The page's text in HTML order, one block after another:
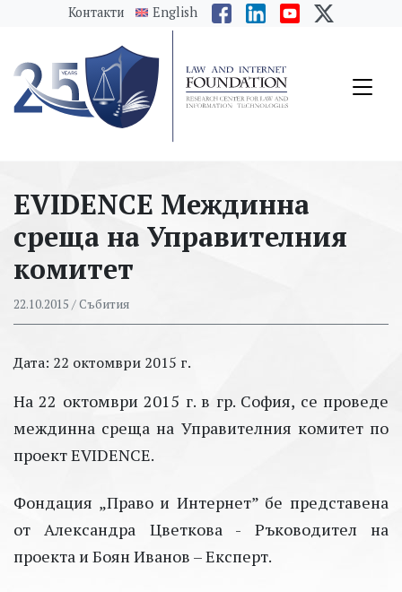
messages.Skip to main content
Контакти English
EVIDENCE Междинна
среща на Управителния
комитет
22.10.2015 / Събития
Дата: 22 октомври 2015 г.
На 22 октомври 2015 г. в гр. София, се проведе
междинна среща на Управителния комитет по
проектEVIDENCE.
Фондация „Право и Интернет” бе представена
от Александра Цветкова - Ръководител на
проекта и Боян Иванов – Експерт.